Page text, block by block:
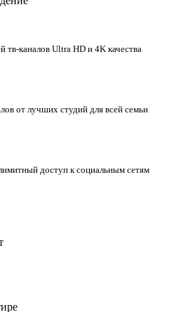
тв-каналов Ultra HD и 4K качества
от лучших студий для всей семьи
доступ к социальным сетям